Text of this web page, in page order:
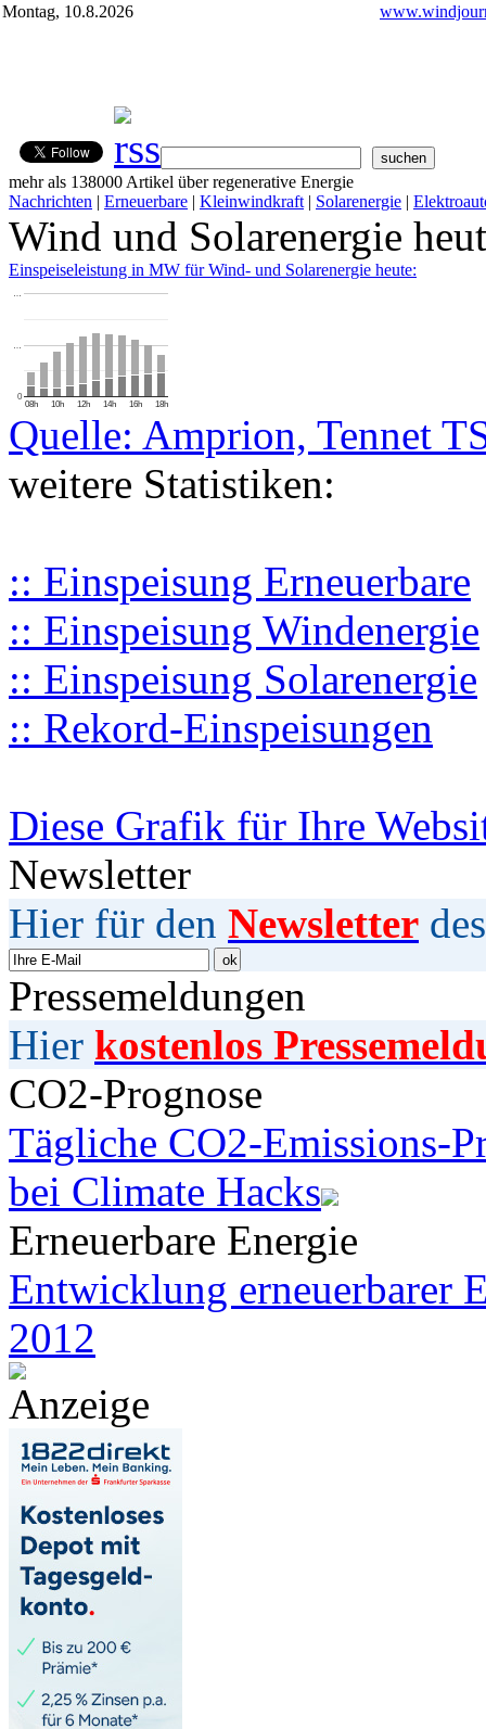
Montag, 10.8.2026
mehr als 138000 Artikel über regenerative Energie
Nachrichten | Erneuerbare | Kleinwindkraft | Solarenergie |
Wind und Solarenergie
Einspeiseleistung in MW für Wind- und Solarenergie heute:
08h 10h 12h 14h 16h 18h
0
…
…
Quelle: Amprion, Tennet
weitere Statistiken:
:: Einspeisung Erneuerbare
:: Einspeisung Windenergie
:: Einspeisung Solarenergie
:: Rekord-Einspeisungen
Diese Grafik für Ihre
Newsletter
Hier für den Newsletter
Pressemeldungen
Hier kostenlos
CO2-Prognose
Tägliche CO2-Emissions-
bei Climate Hacks
Erneuerbare Energie
Entwicklung erneuerbarer
2012
Anzeige